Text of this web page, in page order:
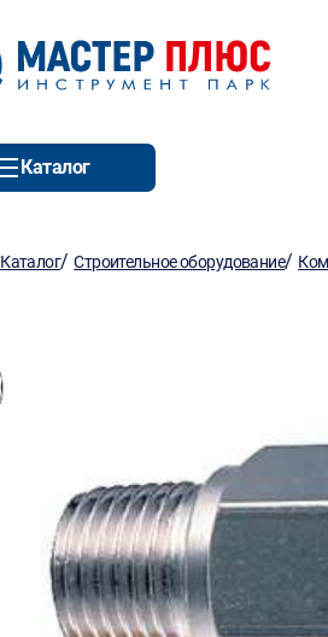
Каталог
Каталог/Строительное оборудование/